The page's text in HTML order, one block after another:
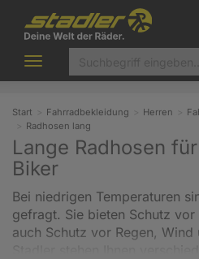
Toggle
navigation
Start Fahrradbekleidung Herren
Radhosen lang
Lange Radhosen
Biker
Bei niedrigen Temperaturen
gefragt. Sie bieten Schutz
auch Schutz vor Regen,
Stadler stehen Ihnen